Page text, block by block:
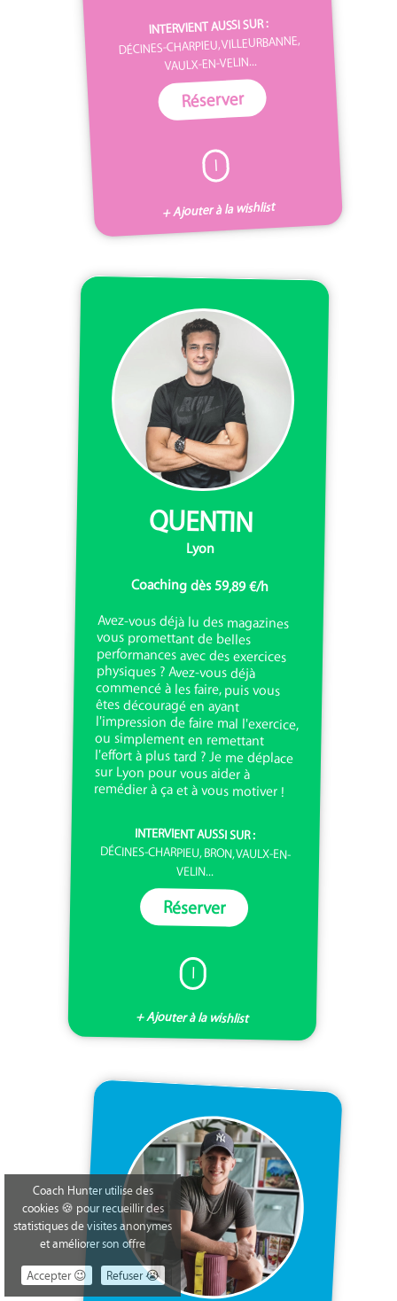
INTERVIENT AUSSI SUR :
DÉCINES-CHARPIEU, VILLEURBANNE,
VAULX-EN-VELIN...
Réserver
I
+ Ajouter à la wishlist
QUENTIN
Lyon
Coaching dès 59,89 €/h
Avez-vous déjà lu des magazines
vous promettant de belles
performances avec des exercices
physiques ? Avez-vous déjà
commencé à les faire, puis vous
êtes découragé en ayant
l'impression de faire mal l'exercice,
ou simplement en remettant
l'effort à plus tard ? Je me déplace
sur Lyon pour vous aider à
remédier à ça et à vous motiver !
INTERVIENT AUSSI SUR :
DÉCINES-CHARPIEU, BRON, VAULX-EN-
VELIN...
Réserver
I
+ Ajouter à la wishlist
Coach Hunter utilise des
cookies 🍪 pour recueillir des
statistiques de visites anonymes
et améliorer son offre
Accepter 😉
Refuser 😭